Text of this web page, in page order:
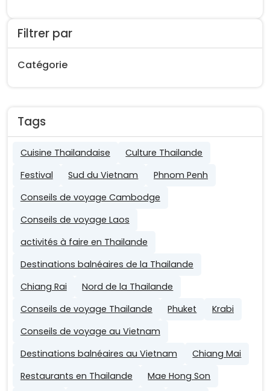
Filtrer par
Catégorie
Tags
Cuisine Thailandaise
Culture Thailande
Festival
Sud du Vietnam
Phnom Penh
Conseils de voyage Cambodge
Conseils de voyage Laos
activités à faire en Thailande
Destinations balnéaires de la Thailande
Chiang Rai
Nord de la Thailande
Conseils de voyage Thailande
Phuket
Krabi
Conseils de voyage au Vietnam
Destinations balnéaires au Vietnam
Chiang Mai
Restaurants en Thailande
Mae Hong Son